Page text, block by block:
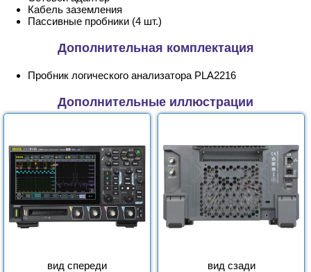
Кабель заземления
Пассивные пробники (4 шт.)
Дополнительная комплектация
Пробник логического анализатора PLA2216
Дополнительные иллюстрации
вид спереди вид сзади